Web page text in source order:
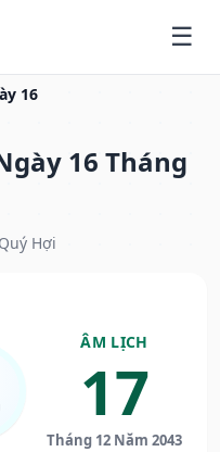
16
16 Tháng
Hợi
ÂM LỊCH
17
Tháng 12 Năm 2043